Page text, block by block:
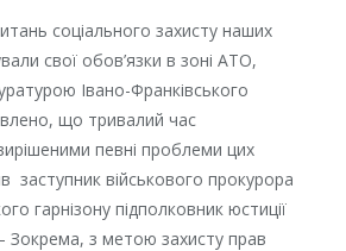
соціального захисту наших
свої обов’язки в зоні АТО,
Івано-Франківського
що тривалий час
певні проблеми цих
заступник військового прокурора
гарнізону підполковник юстиції
Зокрема, з метою захисту прав